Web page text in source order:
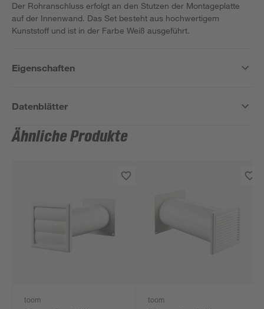
Der Rohranschluss erfolgt an den Stutzen der Montageplatte
auf der Innenwand. Das Set besteht aus hochwertigem
Kunststoff und ist in der Farbe Weiß ausgeführt.
Eigenschaften
Datenblätter
Ähnliche Produkte
toom toom